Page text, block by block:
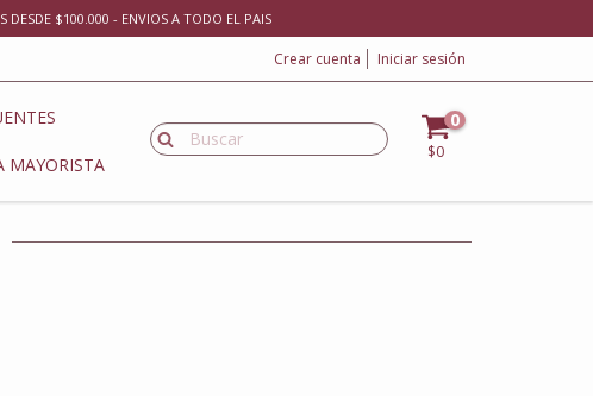
DESDE $100.000 - ENVIOS A TODO EL PAIS
Crear cuenta Iniciar sesión
MAYORISTA
0
$0